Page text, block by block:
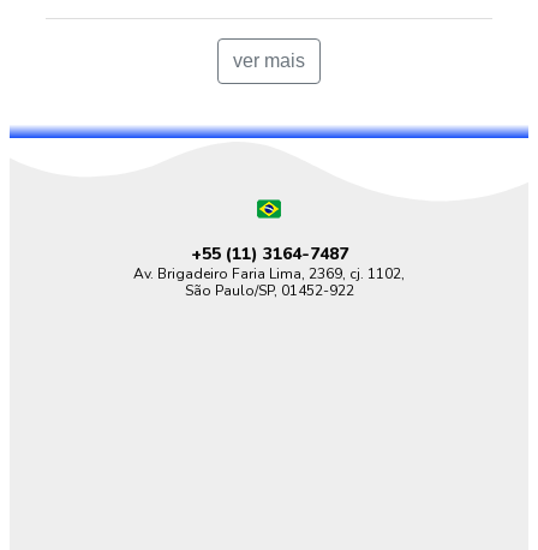
ver mais
+55 (11) 3164-7487
Av. Brigadeiro Faria Lima, 2369, cj. 1102,
São Paulo/SP, 01452-922